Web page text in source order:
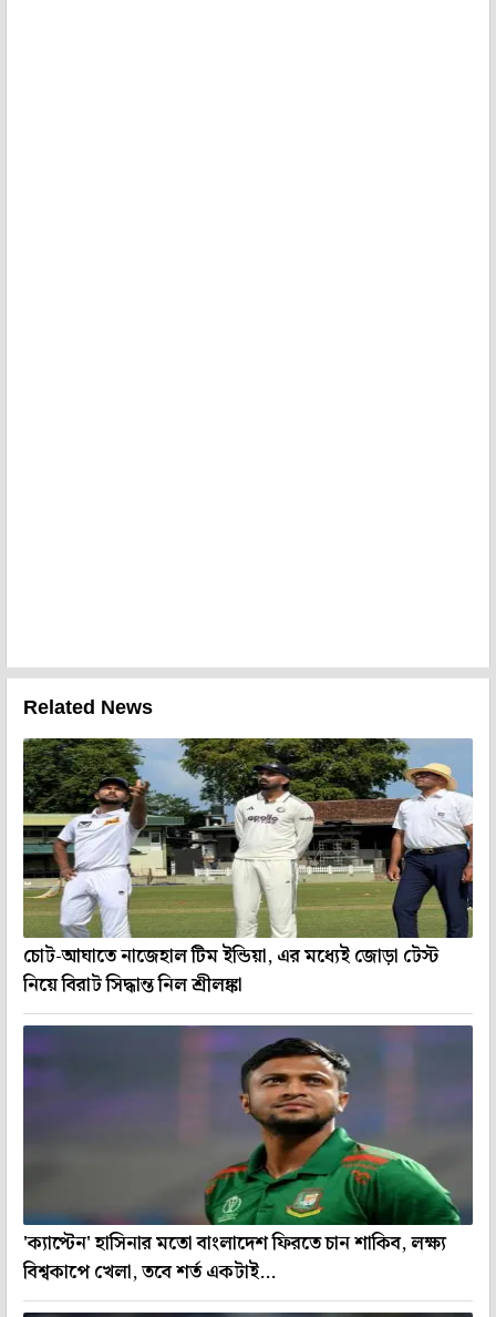
Related News
চোট-আঘাতে নাজেহাল টিম ইন্ডিয়া, এর মধ্যেই জোড়া টেস্ট
নিয়ে বিরাট সিদ্ধান্ত নিল শ্রীলঙ্কা
'ক্যাপ্টেন' হাসিনার মতো বাংলাদেশ ফিরতে চান শাকিব, লক্ষ্য
বিশ্বকাপে খেলা, তবে শর্ত একটাই...